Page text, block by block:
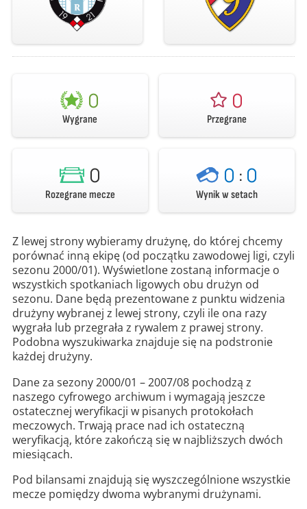
0
Wygrane
0
Przegrane
0
Rozegrane mecze
0 : 0
Wynik w setach
Z lewej strony wybieramy drużynę, do której chcemy
porównać inną ekipę (od początku zawodowej ligi, czyli
sezonu 2000/01). Wyświetlone zostaną informacje o
wszystkich spotkaniach ligowych obu drużyn od
sezonu. Dane będą prezentowane z punktu widzenia
drużyny wybranej z lewej strony, czyli ile ona razy
wygrała lub przegrała z rywalem z prawej strony.
Podobna wyszukiwarka znajduje się na podstronie
każdej drużyny.
Dane za sezony 2000/01 – 2007/08 pochodzą z
naszego cyfrowego archiwum i wymagają jeszcze
ostatecznej weryfikacji w pisanych protokołach
meczowych. Trwają prace nad ich ostateczną
weryfikacją, które zakończą się w najbliższych dwóch
miesiącach.
Pod bilansami znajdują się wyszczególnione wszystkie
mecze pomiędzy dwoma wybranymi drużynami.